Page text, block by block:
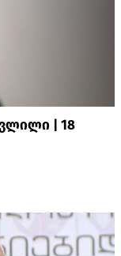
| 18